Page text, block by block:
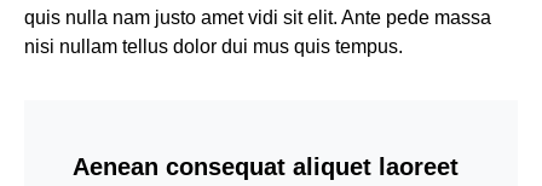
quis nulla nam justo amet vidi sit elit. Ante pede massa
nisi nullam tellus dolor dui mus quis tempus.
Aenean consequat aliquet laoreet